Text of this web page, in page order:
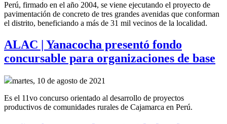
Perú, firmado en el año 2004, se viene ejecutando el proyecto de
pavimentación de concreto de tres grandes avenidas que conforman
el distrito, beneficiando a más de 31 mil vecinos de la localidad.
ALAC | Yanacocha presentó fondo
concursable para organizaciones de base
martes, 10 de agosto de 2021
Es el 11vo concurso orientado al desarrollo de proyectos
productivos de comunidades rurales de Cajamarca en Perú.